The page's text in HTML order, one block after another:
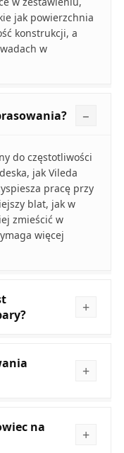
jak powierzchnia
konstrukcji, a
w
do częstotliwości
jak Vileda
pracę przy
blat, jak w
zmieścić w
więcej
na